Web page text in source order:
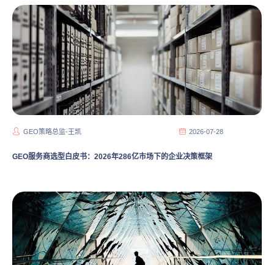
GEO策略总监-王凯 2026-07-28
GEO服务商选型白皮书：2026年286亿市场下的企业决策框架